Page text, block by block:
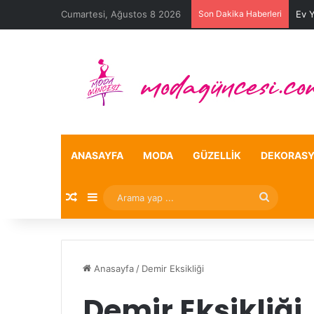
Cumartesi, Ağustos 8 2026 Son Dakika Haberleri Ev
ANASAYFA MODA GÜZELLIK
Rastgele Makale
Kenar Bölmesi
Arama
yap
Anasayfa / Demir Eksikliği